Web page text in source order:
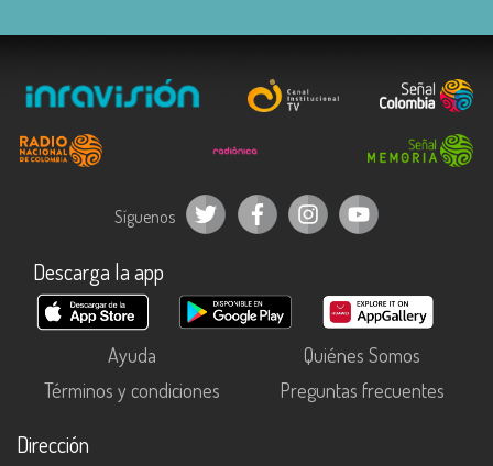
Síguenos
Descarga la app
Ayuda
Quiénes Somos
Términos y condiciones
Preguntas frecuentes
Dirección